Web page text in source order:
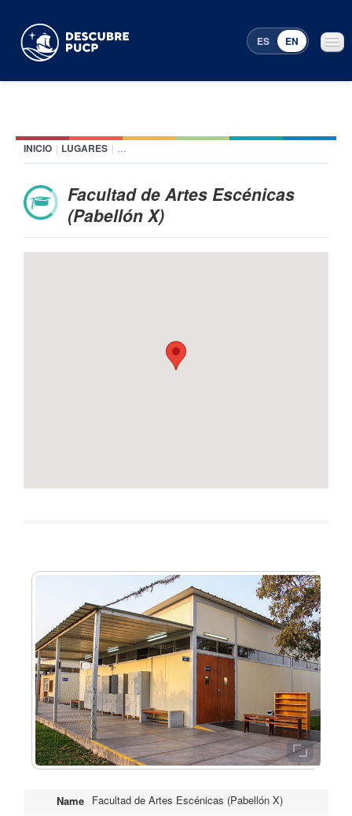
ES EN
Places
Featured events
Menu Programming
INICIO | LUGARES | FACULTAD DE ARTES ESCÉNICAS (PABELLÓN X)
Facultad de Artes Escénicas
(Pabellón X)
Name Facultad de Artes Escénicas (Pabellón X)